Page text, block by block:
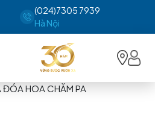
(024)7305 7939
Hà Nội